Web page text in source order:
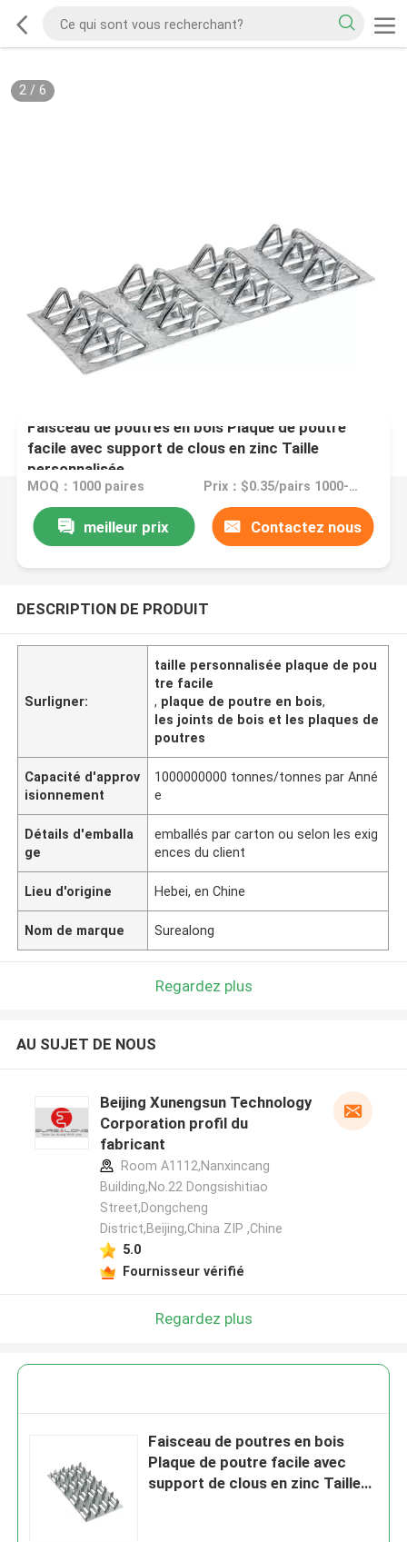
2/ 6
Faisceau de poutres en bois Plaque de poutre
facile avec support de clous en zinc Taille
personnalisée
MOQ：1000 paires Prix：$0.35/pairs 1000-9999 pairs
meilleur prix Contactez nous
DESCRIPTION DE PRODUIT
Surligner:
taille personnalisée plaque de pou
tre facile
, plaque de poutre en bois,
les joints de bois et les plaques de
poutres
Capacité d'approv
isionnement
1000000000 tonnes/tonnes par Anné
e
Détails d'emballa
ge
emballés par carton ou selon les exig
ences du client
Lieu d'origine Hebei, en Chine
Nom de marque Surealong
Regardez plus
AU SUJET DE NOUS
Beijing Xunengsun Technology
Corporation profil du
fabricant
Room A1112,Nanxincang
Building,No.22 Dongsishitiao
Street,Dongcheng
District,Beijing,China ZIP ,Chine
5.0
Fournisseur vérifié
Regardez plus
Faisceau de poutres en bois
Plaque de poutre facile avec
support de clous en zinc Taille